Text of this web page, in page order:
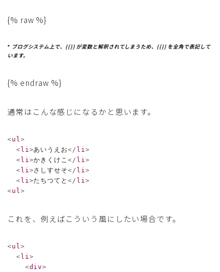
{% raw %}
* ブログシステム上で、{{}} が変数と解釈されてしまうため、{{}} を全角で表記して
います。
{% endraw %}
通常はこんな感じになるかと思います。
<ul>
< li>あいうえお</ li>
< li>かきくけこ </ li>
< li>さしすせそ</ li>
< li>たちつてと </ li>
<ul>
これを、例えばこういう風にしたい場合です。
<ul>
< li>
<div>